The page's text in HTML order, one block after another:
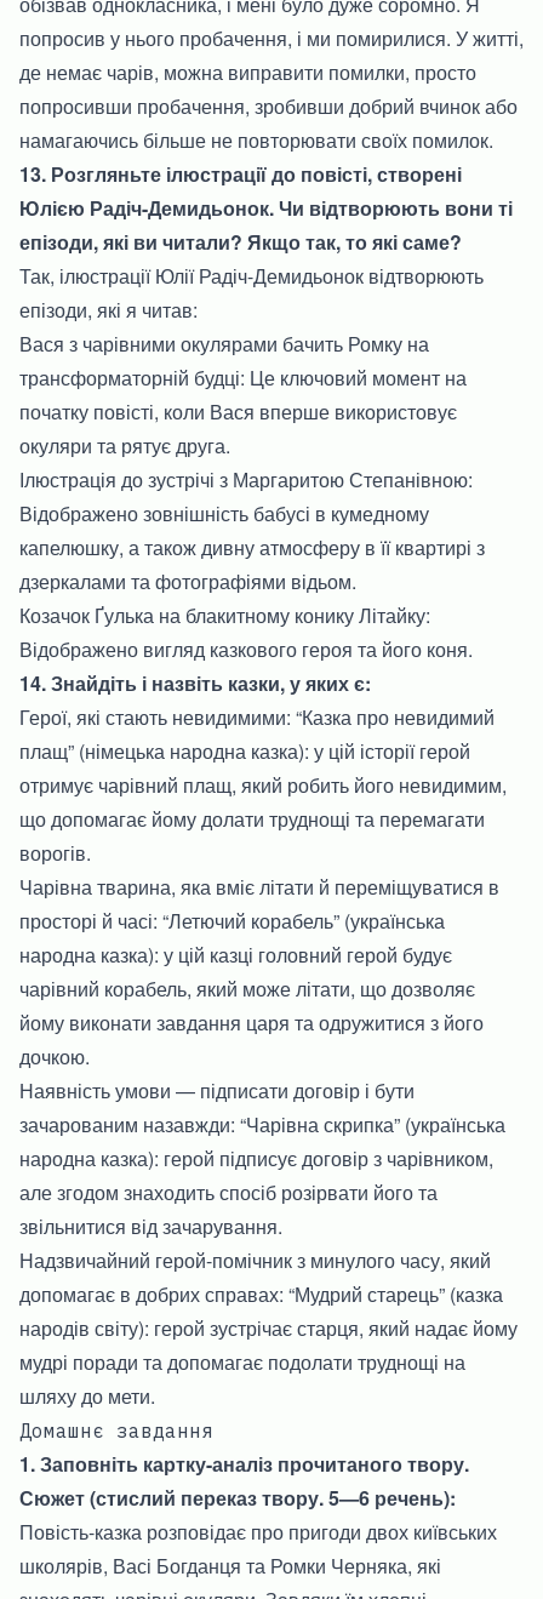
попросив у нього пробачення, і ми помирилися. У житті,
де немає чарів, можна виправити помилки, просто
попросивши пробачення, зробивши добрий вчинок або
намагаючись більше не повторювати своїх помилок.
13. Розгляньте ілюстрації до повісті, створені
Юлією Радіч-Демидьонок. Чи відтворюють вони ті
епізоди, які ви читали? Якщо так, то які саме?
Так, ілюстрації Юлії Радіч-Демидьонок відтворюють
епізоди, які я читав:
Вася з чарівними окулярами бачить Ромку на
трансформаторній будці: Це ключовий момент на
початку повісті, коли Вася вперше використовує
окуляри та рятує друга.
Ілюстрація до зустрічі з Маргаритою Степанівною:
Відображено зовнішність бабусі в кумедному
капелюшку, а також дивну атмосферу в її квартирі з
дзеркалами та фотографіями відьом.
Козачок Ґулька на блакитному конику Літайку:
Відображено вигляд казкового героя та його коня.
14. Знайдіть і назвіть казки, у яких є:
Герої, які стають невидимими: “Казка про невидимий
плащ” (німецька народна казка): у цій історії герой
отримує чарівний плащ, який робить його невидимим,
що допомагає йому долати труднощі та перемагати
ворогів.
Чарівна тварина, яка вміє літати й переміщуватися в
просторі й часі: “Летючий корабель” (українська
народна казка): у цій казці головний герой будує
чарівний корабель, який може літати, що дозволяє
йому виконати завдання царя та одружитися з його
дочкою.
Наявність умови — підписати договір і бути
зачарованим назавжди: “Чарівна скрипка” (українська
народна казка): герой підписує договір з чарівником,
але згодом знаходить спосіб розірвати його та
звільнитися від зачарування.
Надзвичайний герой-помічник з минулого часу, який
допомагає в добрих справах: “Мудрий старець” (казка
народів світу): герой зустрічає старця, який надає йому
мудрі поради та допомагає подолати труднощі на
шляху до мети.
Домашнє завдання
1. Заповніть картку-аналіз прочитаного твору.
Сюжет (стислий переказ твору. 5—6 речень):
Повість-казка розповідає про пригоди двох київських
школярів, Васі Богданця та Ромки Черняка, які